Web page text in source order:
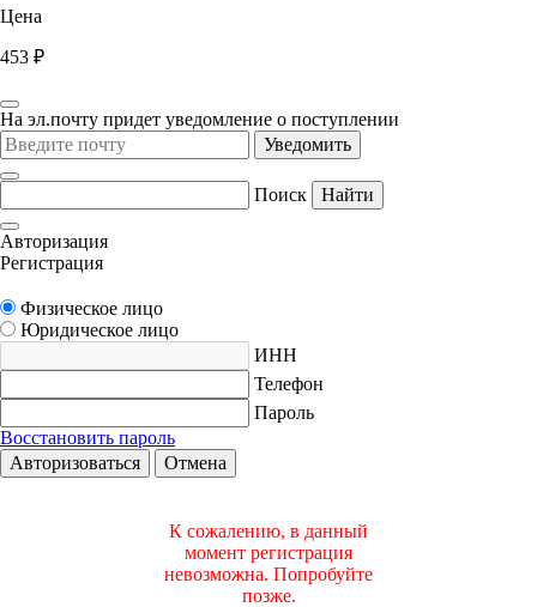
Цена
453 ₽
На эл.почту придет уведомление о поступлении
Уведомить
Поиск Найти
Авторизация
Регистрация
Физическое лицо
Юридическое лицо
ИНН
Телефон
Пароль
Восстановить пароль
Авторизоваться
Отмена
К сожалению, в данный
момент регистрация
невозможна. Попробуйте
позже.